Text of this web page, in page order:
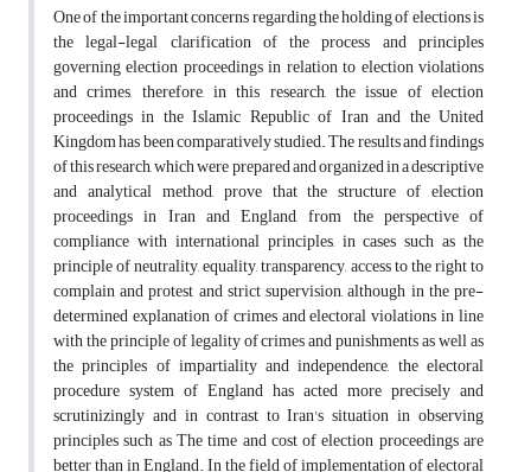
One of the important concerns regarding the holding of elections is
the legal-legal clarification of the process and principles
governing election proceedings in relation to election violations
and crimes, therefore, in this research, the issue of election
proceedings in the Islamic Republic of Iran and the United
Kingdom has been comparatively studied. The results and findings
of this research, which were prepared and organized in a descriptive
and analytical method, prove that the structure of election
proceedings in Iran and England, from the perspective of
compliance with international principles, in cases such as the
principle of neutrality, equality, transparency, access to the right to
complain and protest and strict supervision, although in the pre-
determined explanation of crimes and electoral violations in line
with the principle of legality of crimes and punishments as well as
the principles of impartiality and independence, the electoral
procedure system of England has acted more precisely and
scrutinizingly and in contrast to Iran's situation in observing
principles such as The time and cost of election proceedings are